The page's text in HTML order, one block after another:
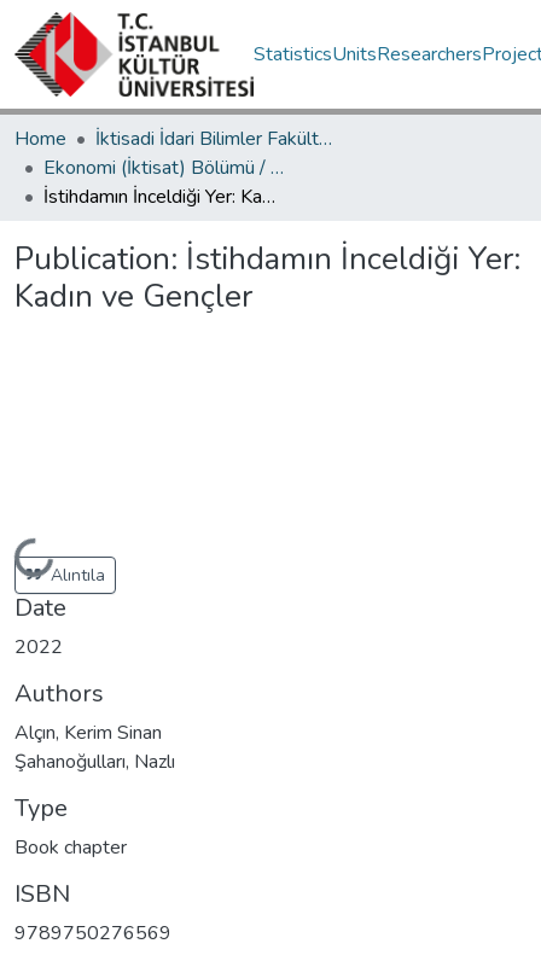
StatisticsUnitsResearchers
Home
İktisadi İdari Bilimler Fakültesi / Faculty of Economics and Administrative Sciences
Ekonomi (İktisat) Bölümü / Department of Economics
İstihdamın İnceldiği Yer: Kadın ve Gençler
Publication: İstihdamın İnceldiği Yer:
Kadın ve Gençler
Loading...
Alıntıla
Date
2022
Authors
Alçın, Kerim Sinan
Şahanoğulları, Nazlı
Type
Book chapter
ISBN
9789750276569